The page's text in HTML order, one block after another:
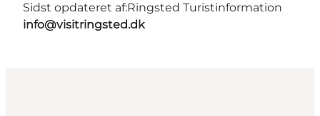
Sidst opdateret af:Ringsted Turistinformation
info@visitringsted.dk